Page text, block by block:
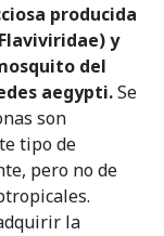
producida
y
del
aegypti.Se
son
tipo de
pero no de
la